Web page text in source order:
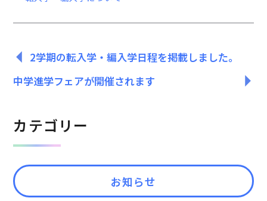
2学期の転入学・編入学日程を掲載しました。
中学進学フェアが開催されます
カテゴリー
お知らせ